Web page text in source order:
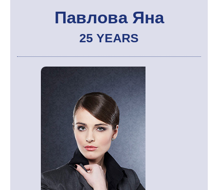
About pageant
Participants
Павлова Яна
25 YEARS